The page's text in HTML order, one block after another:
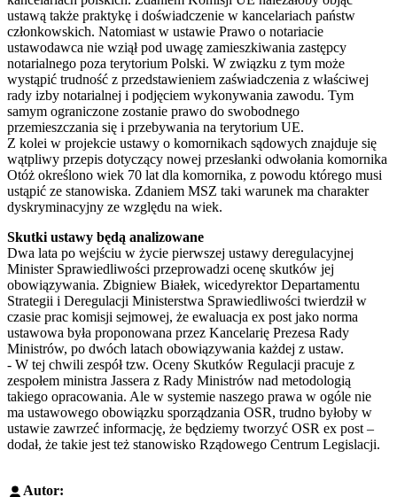
ustawą także praktykę i doświadczenie w kancelariach państw
członkowskich. Natomiast w ustawie Prawo o notariacie
ustawodawca nie wziął pod uwagę zamieszkiwania zastępcy
notarialnego poza terytorium Polski. W związku z tym może
wystąpić trudność z przedstawieniem zaświadczenia z właściwej
rady izby notarialnej i podjęciem wykonywania zawodu. Tym
samym ograniczone zostanie prawo do swobodnego
przemieszczania się i przebywania na terytorium UE.
Z kolei w projekcie ustawy o komornikach sądowych znajduje się
wątpliwy przepis dotyczący nowej przesłanki odwołania komornika
Otóż określono wiek 70 lat dla komornika, z powodu którego musi
ustąpić ze stanowiska. Zdaniem MSZ taki warunek ma charakter
dyskryminacyjny ze względu na wiek.
Skutki ustawy będą analizowane
Dwa lata po wejściu w życie pierwszej ustawy deregulacyjnej
Minister Sprawiedliwości przeprowadzi ocenę skutków jej
obowiązywania. Zbigniew Białek, wicedyrektor Departamentu
Strategii i Deregulacji Ministerstwa Sprawiedliwości twierdził w
czasie prac komisji sejmowej, że ewaluacja ex post jako norma
ustawowa była proponowana przez Kancelarię Prezesa Rady
Ministrów, po dwóch latach obowiązywania każdej z ustaw.
- W tej chwili zespół tzw. Oceny Skutków Regulacji pracuje z
zespołem ministra Jassera z Rady Ministrów nad metodologią
takiego opracowania. Ale w systemie naszego prawa w ogóle nie
ma ustawowego obowiązku sporządzania OSR, trudno byłoby w
ustawie zawrzeć informację, że będziemy tworzyć OSR ex post –
dodał, że takie jest też stanowisko Rządowego Centrum Legislacji.
Autor: